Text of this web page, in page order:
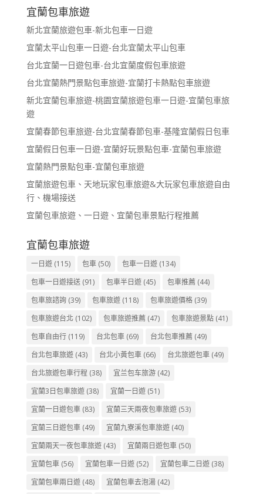
宜蘭包車旅遊
新北宜蘭旅遊包車-新北包車一日遊
宜蘭太平山包車一日遊-台北宜蘭太平山包車
台北宜蘭一日遊包車-台北宜蘭度假包車旅遊
台北宜蘭熱門景點包車旅遊-宜蘭打卡熱點包車旅遊
新北宜蘭包車旅遊-桃園宜蘭旅遊包車一日遊-宜蘭包車旅
遊
宜蘭春節包車旅遊-台北宜蘭春節包車-基隆宜蘭假日包車
宜蘭假日包車一日遊-宜蘭好玩景點包車-宜蘭包車旅遊
宜蘭熱門景點包車-宜蘭包車旅遊
宜蘭旅遊包車、天地玩家包車旅遊&大玩家包車旅遊自由
行、機場接送
宜蘭包車旅遊、一日遊、宜蘭包車景點行程推薦
宜蘭包車旅遊
一日遊(115) 包車(50) 包車一日遊(134)
包車一日遊接送(91) 包車半日遊(45) 包車推薦(44)
包車旅諮詢(39) 包車旅遊(118) 包車旅遊價格(39)
包車旅遊台北 (102) 包車旅遊推薦(47) 包車旅遊景點(41)
包車自由行(119) 台北包車(69) 台北包車推薦(49)
台北包車旅遊(43) 台北小黃包車(66) 台北旅遊包車(49)
台北旅遊包車行程 (38) 宜兰包车旅游(42)
宜蘭3日包車旅遊(38) 宜蘭一日遊(51)
宜蘭一日遊包車(83) 宜蘭三天兩夜包車旅遊(53)
宜蘭三日遊包車(49) 宜蘭九寮溪包車旅遊(40)
宜蘭兩天一夜包車旅遊(43) 宜蘭兩日遊包車(50)
宜蘭包車(56) 宜蘭包車一日遊(52) 宜蘭包車二日遊(38)
宜蘭包車兩日遊(48) 宜蘭包車去泡湯(42)